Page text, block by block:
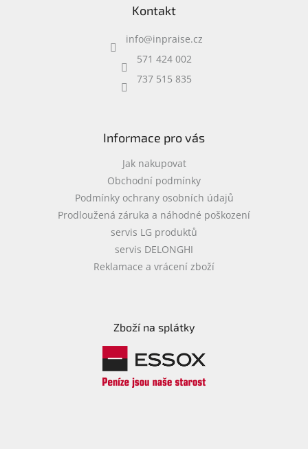
Kontakt
info@inpraise.cz
571 424 002
737 515 835
Informace pro vás
Jak nakupovat
Obchodní podmínky
Podmínky ochrany osobních údajů
Prodloužená záruka a náhodné poškození
servis LG produktů
servis DELONGHI
Reklamace a vrácení zboží
Zboží na splátky